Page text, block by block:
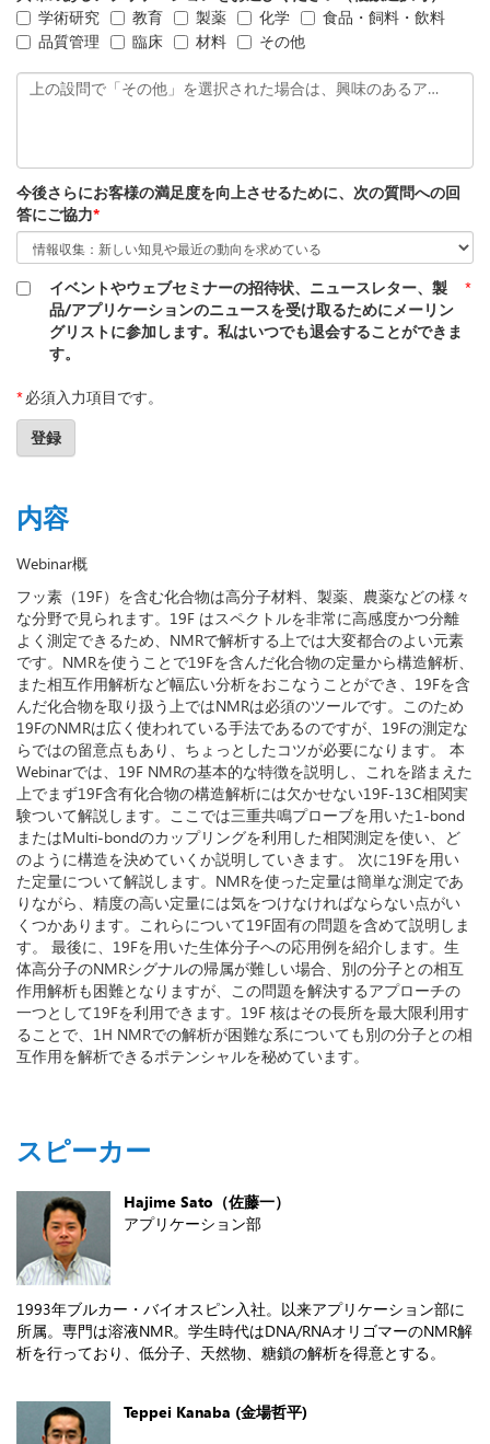
学術研究
教育 製薬 化学
食品・飼料・飲料
品質管理
臨床 材料 その他
上の設問で「その他」を選択された場合は、興味のあるアプリケーションをご記入ください
今後さらにお客様の満足度を向上させるために、次の質問への回
答にご協力*
イベントやウェブセミナーの招待状、ニュースレター、製
品/アプリケーションのニュースを受け取るためにメーリン
グリストに参加します。私はいつでも退会することができま
す。
*
*必須入力項目です。
登録
内容
Webinar概
フッ素（19F）を含む化合物は高分子材料、製薬、農薬などの様々
な分野で見られます。19F はスペクトルを非常に高感度かつ分離
よく測定できるため、NMRで解析する上では大変都合のよい元素
です。NMRを使うことで19Fを含んだ化合物の定量から構造解析、
また相互作用解析など幅広い分析をおこなうことができ、19Fを含
んだ化合物を取り扱う上ではNMRは必須のツールです。このため
19FのNMRは広く使われている手法であるのですが、19Fの測定な
らではの留意点もあり、ちょっとしたコツが必要になります。 本
Webinarでは、19F NMRの基本的な特徴を説明し、これを踏まえた
上でまず19F含有化合物の構造解析には欠かせない19F-13C相関実
験ついて解説します。ここでは三重共鳴プローブを用いた1-bond
またはMulti-bondのカップリングを利用した相関測定を使い、ど
のように構造を決めていくか説明していきます。 次に19Fを用い
た定量について解説します。NMRを使った定量は簡単な測定であ
りながら、精度の高い定量には気をつけなければならない点がい
くつかあります。これらについて19F固有の問題を含めて説明しま
す。 最後に、19Fを用いた生体分子への応用例を紹介します。生
体高分子のNMRシグナルの帰属が難しい場合、別の分子との相互
作用解析も困難となりますが、この問題を解決するアプローチの
一つとして19Fを利用できます。19F 核はその長所を最大限利用す
ることで、1H NMRでの解析が困難な系についても別の分子との相
互作用を解析できるポテンシャルを秘めています。
スピーカー
Hajime Sato（佐藤一）
アプリケーション部
1993年ブルカー・バイオスピン入社。以来アプリケーション部に
所属。専門は溶液NMR。学生時代はDNA/RNAオリゴマーのNMR解
析を行っており、低分子、天然物、糖鎖の解析を得意とする。
Teppei Kanaba (金場哲平)